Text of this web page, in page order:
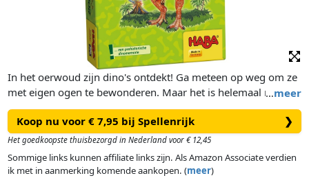
…meer
In het oerwoud zijn dino's ontdekt! Ga meteen op weg om ze
met eigen ogen te bewonderen. Maar het is helemaal niet zo
gemakkelijk om deze enorme oerbeesten te vinden. Wie
krijgt het voor elkaar om de gezochte dino's één voor één om
te draaien en als eerste het doel te bereiken?
Koop nu voor € 7,95 bij Spellenrijk ❯
Het goedkoopste thuisbezorgd in Nederland voor € 12,45
Sommige links kunnen affiliate links zijn. Als Amazon Associate verdien
ik met in aanmerking komende aankopen. (meer)